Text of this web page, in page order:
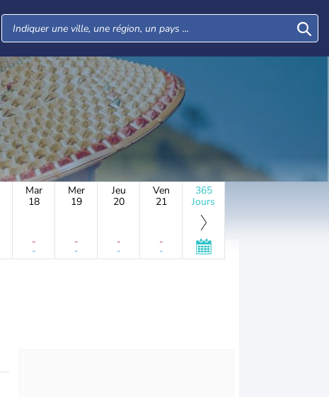
Mar
18
-
-
Mer
19
-
-
Jeu
20
-
-
Ven
21
-
-
365
Jours